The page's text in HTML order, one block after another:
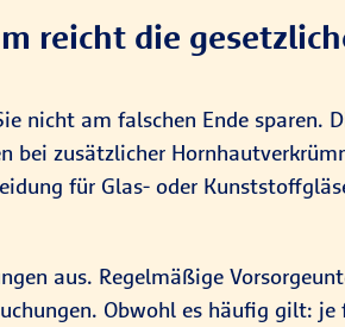
reicht die
nicht am falschen Ende sparen.
bei zusätz­licher
für Glas- oder
aus. Regel­mäßige
Obwohl es häufig gilt: